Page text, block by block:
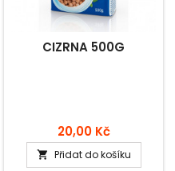
CIZRNA 500G
Cena
20,00 Kč
 Přidat do košíku